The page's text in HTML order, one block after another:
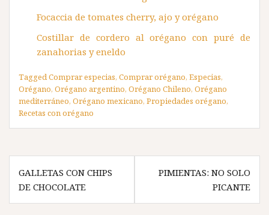
Focaccia de tomates cherry, ajo y orégano
Costillar de cordero al orégano con puré de
zanahorias y eneldo
TaggedComprar especias, Comprar orégano, Especias,
Orégano, Orégano argentino, Orégano Chileno, Orégano
mediterráneo, Orégano mexicano, Propiedades orégano,
Recetas con orégano
Navegación
de
entradas
GALLETAS CON CHIPS
DE CHOCOLATE
PIMIENTAS: NO SOLO
PICANTE